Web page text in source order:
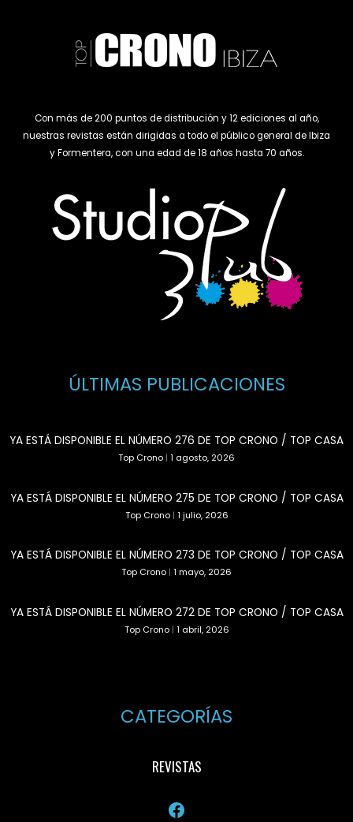
Con más de 200 puntos de distribución y 12 ediciones al año,
nuestras revistas están dirigidas a todo el público general de Ibiza
y Formentera, con una edad de 18 años hasta 70 años.
ÚLTIMAS PUBLICACIONES
YA ESTÁ DISPONIBLE EL NÚMERO 276 DE TOP CRONO / TOP CASA
Top Crono | 1 agosto, 2026
YA ESTÁ DISPONIBLE EL NÚMERO 275 DE TOP CRONO / TOP CASA
Top Crono | 1 julio, 2026
YA ESTÁ DISPONIBLE EL NÚMERO 273 DE TOP CRONO / TOP CASA
Top Crono | 1 mayo, 2026
YA ESTÁ DISPONIBLE EL NÚMERO 272 DE TOP CRONO / TOP CASA
Top Crono | 1 abril, 2026
CATEGORÍAS
REVISTAS
Facebook